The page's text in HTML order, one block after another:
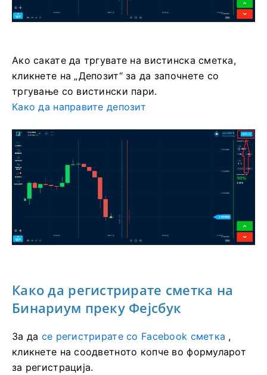
Ако сакате да тргувате на вистинска сметка,
кликнете на „Депозит“ за да започнете со
тргување со вистински пари.
Како да направите депозит
Како да регистрирате сметка на
Бинариум преку Фејсбук
За да се регистрирате со Facebook сметка ,
кликнете на соодветното копче во формуларот
за регистрација.